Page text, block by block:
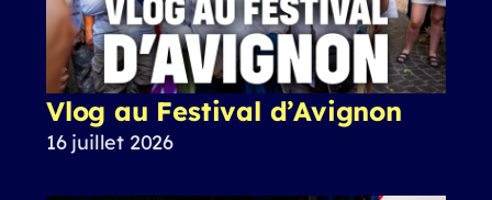
Vlog au Festival d’Avignon
16 juillet 2026